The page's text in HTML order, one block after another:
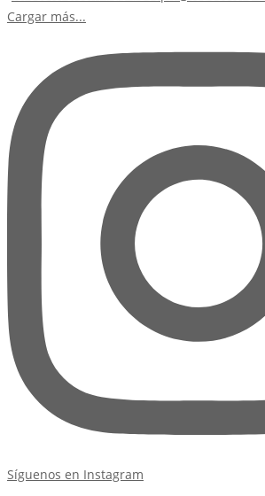
Cargar más...
Síguenos en Instagram